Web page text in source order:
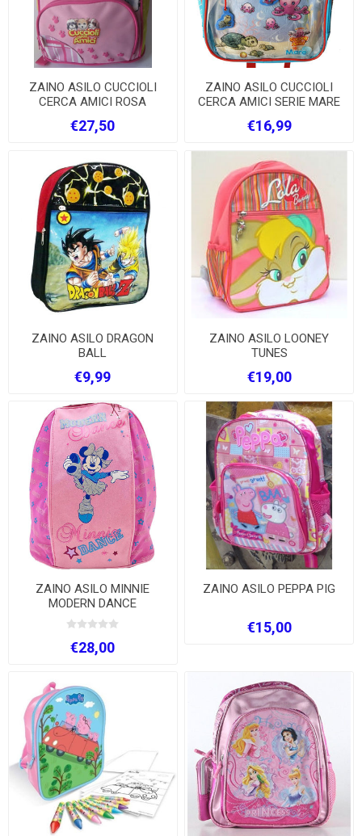
ZAINO ASILO CUCCIOLI
CERCA AMICI ROSA
€27,50
ZAINO ASILO CUCCIOLI
CERCA AMICI SERIE MARE
€16,99
ZAINO ASILO DRAGON
BALL
€9,99
ZAINO ASILO LOONEY
TUNES
€19,00
ZAINO ASILO MINNIE
MODERN DANCE
€28,00
ZAINO ASILO PEPPA PIG
€15,00